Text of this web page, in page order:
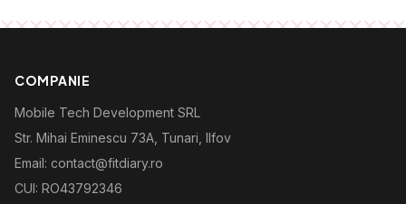
COMPANIE
Mobile Tech Development SRL
Str. Mihai Eminescu 73A, Tunari, Ilfov
Email: contact@fitdiary.ro
CUI: RO43792346